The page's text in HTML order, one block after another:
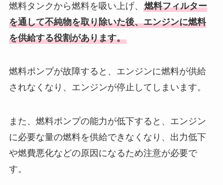
燃料タンクから燃料を吸い上げ、 燃料フィルター
を通して不純物を取り除いた後、エンジンに燃料
を供給する役割があります。
燃料ポンプが故障すると、エンジンに燃料が供給
されなくなり、エンジンが停止してしまいます。
また、燃料ポンプの能力が低下すると、エンジン
に必要な量の燃料を供給できなくなり、出力低下
や燃費悪化などの原因になるため注意が必要で
す。